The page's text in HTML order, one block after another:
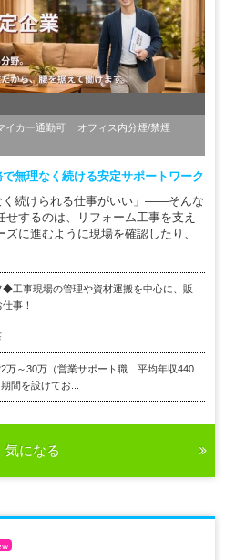
イカー通勤可
オフィス内分煙/禁煙
無理なく続ける安定サポートワーク
く続けられる仕事がいい」——そんな
するのは、リフォーム工事を支え
に進むように現場を確認したり、
工事現場の管理や資材運搬を中⼼に、販
事！
万～30万（営業サポート職 平均年収440
間を設けてお...
気になる